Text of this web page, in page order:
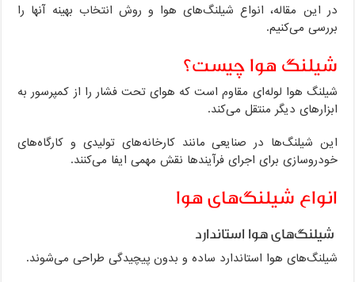
در این مقاله، انواع شیلنگ‌های هوا و روش انتخاب بهینه آنها را
بررسی می‌کنیم.
شیلنگ هوا چیست؟
شیلنگ هوا لوله‌ای مقاوم است که هوای تحت فشار را از کمپرسور به
ابزارهای دیگر منتقل می‌کند.
این شیلنگ‌ها در صنایعی مانند کارخانه‌های تولیدی و کارگاه‌های
خودروسازی برای اجرای فرآیندها نقش مهمی ایفا می‌کنند.
انواع شیلنگ‌های هوا
شیلنگ‌های هوا استاندارد
شیلنگ‌های هوا استاندارد ساده و بدون پیچیدگی طراحی می‌شوند.